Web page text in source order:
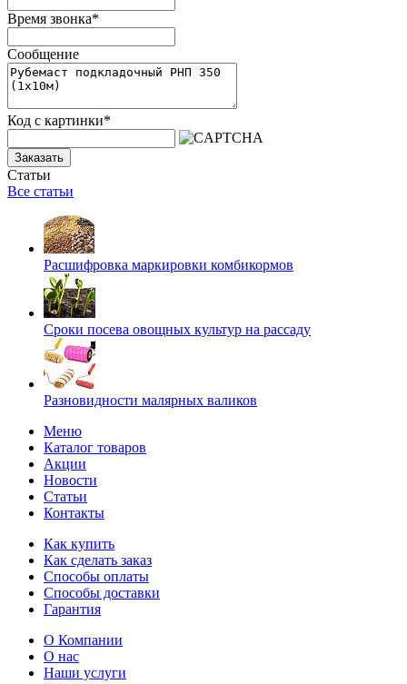
Время звонка*
Сообщение
Код с картинки*
Заказать
Статьи
Все статьи
Расшифровка маркировки комбикормов
Сроки посева овощных культур на рассаду
Разновидности малярных валиков
Меню
Каталог товаров
Акции
Новости
Статьи
Контакты
Как купить
Как сделать заказ
Способы оплаты
Способы доставки
Гарантия
О Компании
О нас
Наши услуги